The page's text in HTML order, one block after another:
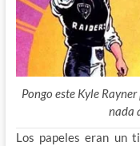
Pongo este Kyle
nada
Los papeles eran un